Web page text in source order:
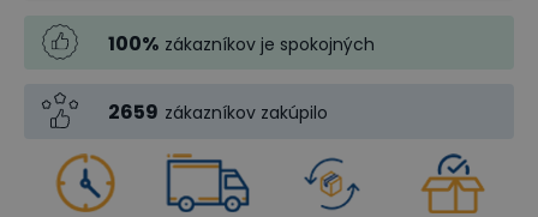
100% zákazníkov je spokojných
2659 zákazníkov zakúpilo